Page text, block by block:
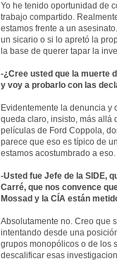
Yo he tenido oportunidad de
trabajo compartido.
estamos frente a un
un sicario o si lo apretó la
la base de querer tapar la
-¿Cree usted que la muerte
y voy a probarlo con las
Evidentemente la denuncia y
queda claro, insisto, más allá
películas de Ford Coppola,
parece que eso es típico de
estamos acostumbrado a eso.
-Usted fue Jefe de la SIDE,
Carré, que nos convence
Mossad y la CÍA están
Absolutamente no. Creo que
intentando desde una
grupos monopólicos o de los
descalificar esas